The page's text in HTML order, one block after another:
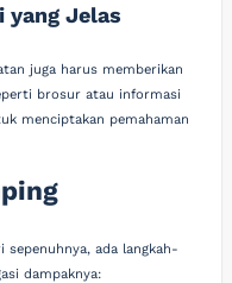
yang Jelas
juga harus memberikan
brosur atau informasi
menciptakan pemahaman
ada langkah-
dampaknya: